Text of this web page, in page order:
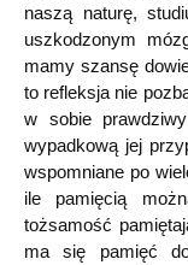
naszą naturę,
uszkodzonym
mamy szansę
to refleksja nie
w sobie
wypadkową jej
wspomniane po
ile pamięcią
tożsamość
ma się pamięć